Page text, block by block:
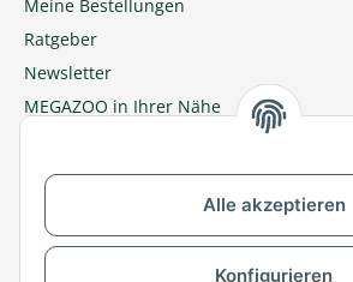
Alle akzeptieren
Konfigurieren
Meine Bestellungen
Ratgeber
Newsletter
MEGAZOO in Ihrer Nähe
Zu MEGAZOO-nord.de wechseln
Versandpartner &